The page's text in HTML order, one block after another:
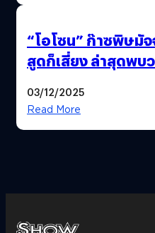
“โอโซน” ก๊าซพิษมั
สูดก็เสี่ยง ล่าสุดพบว
03/12/2025
Read More